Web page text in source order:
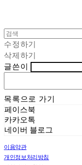
수정하기
삭제하기
글쓴이
목록으로 가기
페이스북
카카오톡
네이버 블로그
이용약관
개인정보처리방침